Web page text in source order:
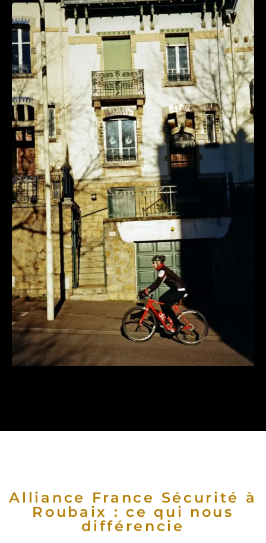
Alliance France Sécurité à
Roubaix : ce qui nous
différencie